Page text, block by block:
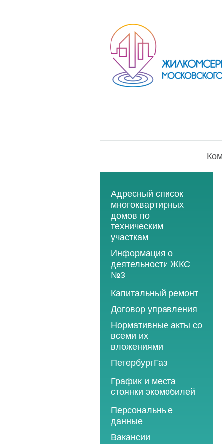
Адресный список
многоквартирных
домов по
техническим
участкам
Информация о
деятельности ЖКС
№3
Программы
2013 год
2014 год
2015 год
2016 год
2017 год
2018 год
Капитальный ремонт
Договор управления
Нормативные акты со
всеми их
вложениями
ПетербургГаз
2018 год
2019 год
2020 год
2021 год
2022 год
График и места
стоянки экомобилей
2019 год
2020 год
2021 год
Персональные
данные
Вакансии